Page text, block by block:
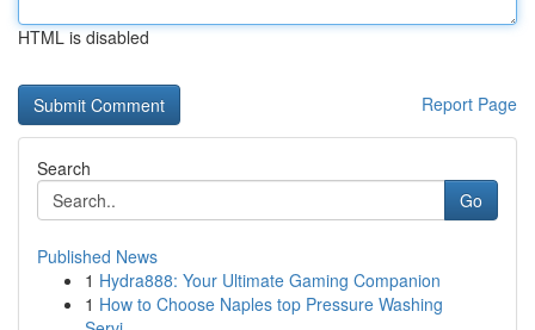
HTML is disabled
Report Page
Search
Go
Published News
1 Hydra888: Your Ultimate Gaming Companion
1 How to Choose Naples top Pressure Washing